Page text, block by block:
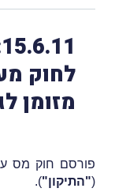
לחוק
מזומן
("התיקון").